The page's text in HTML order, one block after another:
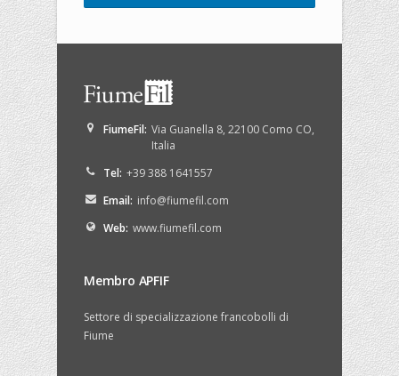
FiumeFil: Via Guanella 8, 22100 Como CO,
Italia
Tel: +39 388 1641557
Email: info@fiumefil.com
Web: www.fiumefil.com
Membro APFIF
Settore di specializzazione francobolli di
Fiume